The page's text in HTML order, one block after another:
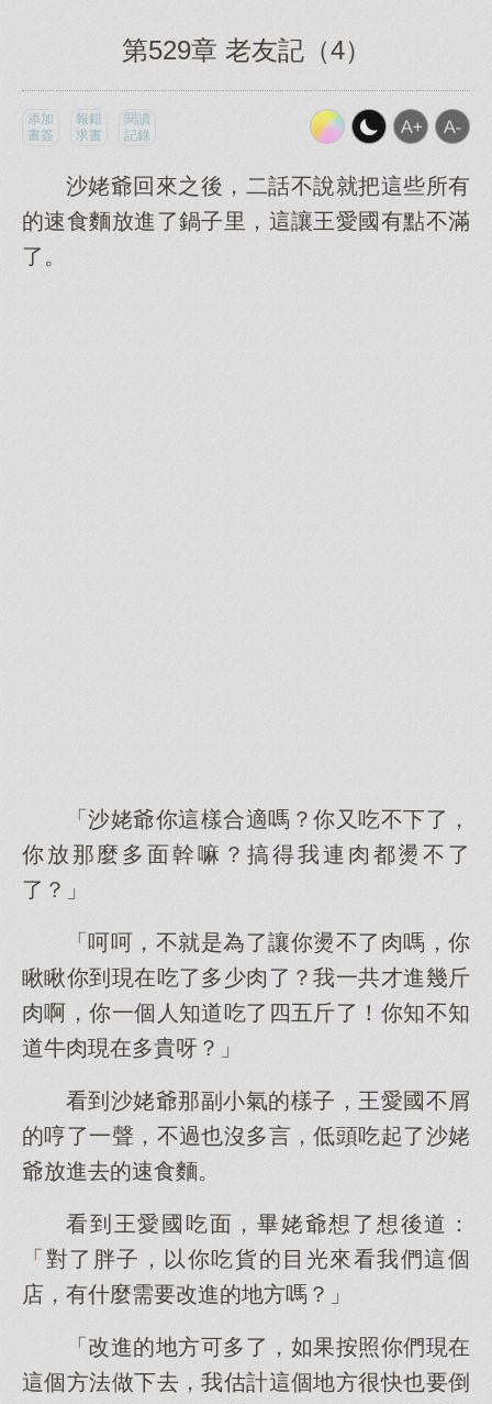
第529章 老友記（4）
添加
書簽
報錯
求書
閱讀
記錄
沙姥爺回來之後，二話不說就把這些所有
的速食麵放進了鍋子里，這讓王愛國有點不滿
了。
「沙姥爺你這樣合適嗎？你又吃不下了，
你放那麼多面幹嘛？搞得我連肉都燙不了
了？」
「呵呵，不就是為了讓你燙不了肉嗎，你
瞅瞅你到現在吃了多少肉了？我一共才進幾斤
肉啊，你一個人知道吃了四五斤了！你知不知
道牛肉現在多貴呀？」
看到沙姥爺那副小氣的樣子，王愛國不屑
的哼了一聲，不過也沒多言，低頭吃起了沙姥
爺放進去的速食麵。
看到王愛國吃面，畢姥爺想了想後道：
「對了胖子，以你吃貨的目光來看我們這個
店，有什麼需要改進的地方嗎？」
「改進的地方可多了，如果按照你們現在
這個方法做下去，我估計這個地方很快也要倒